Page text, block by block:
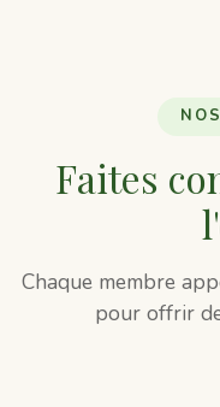
Faites
Chaque membre
pour offrir